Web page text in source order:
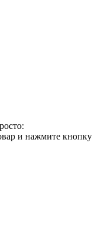
и нажмите кнопку